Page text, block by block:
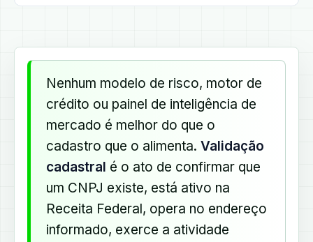
Nenhum modelo de risco, motor de
crédito ou painel de inteligência de
mercado é melhor do que o
cadastro que o alimenta. Validação
cadastral é o ato de confirmar que
um CNPJ existe, está ativo na
Receita Federal, opera no endereço
informado, exerce a atividade